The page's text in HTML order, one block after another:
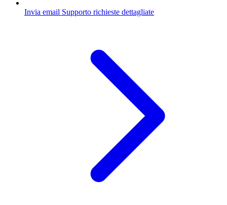
Invia email Supporto richieste dettagliate